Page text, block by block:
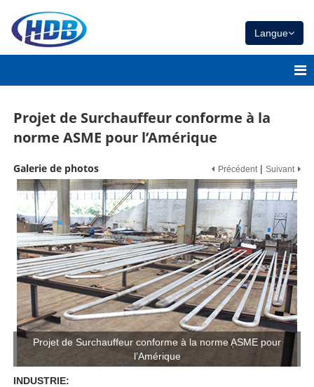
Langue
Projet de Surchauffeur conforme à la
norme ASME pour l’Amérique
Galerie de photos Précédent| Suivant
Projet de Surchauffeur conforme à la norme ASME pour
l’Amérique
INDUSTRIE: